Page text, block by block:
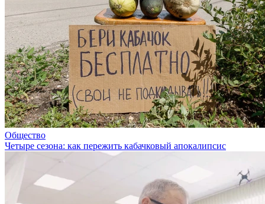
Общество
Четыре сезона: как пережить кабачковый апокалипсис